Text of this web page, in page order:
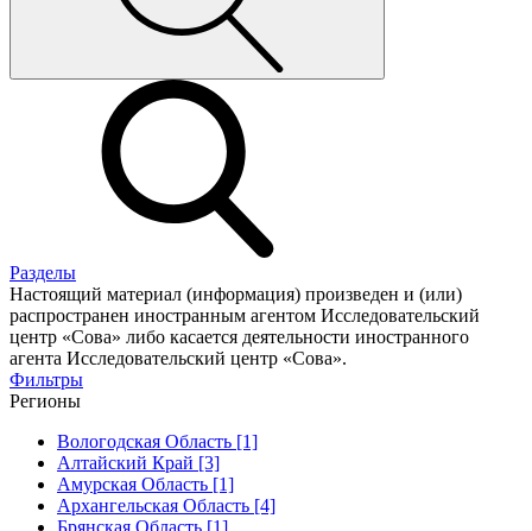
Разделы
Настоящий материал (информация) произведен и (или)
распространен иностранным агентом Исследовательский
центр «Сова» либо касается деятельности иностранного
агента Исследовательский центр «Сова».
Фильтры
Регионы
Вологодская Область [1]
Алтайский Край [3]
Амурская Область [1]
Архангельская Область [4]
Брянская Область [1]